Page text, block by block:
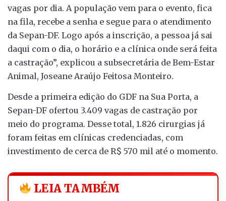
vagas por dia. A população vem para o evento, fica
na fila, recebe a senha e segue para o atendimento
da Sepan-DF. Logo após a inscrição, a pessoa já sai
daqui com o dia, o horário e a clínica onde será feita
a castração”, explicou a subsecretária de Bem-Estar
Animal, Joseane Araújo Feitosa Monteiro.
Desde a primeira edição do GDF na Sua Porta, a
Sepan-DF ofertou 3.409 vagas de castração por
meio do programa. Desse total, 1.826 cirurgias já
foram feitas em clínicas credenciadas, com
investimento de cerca de R$ 570 mil até o momento.
LEIA TAMBÉM